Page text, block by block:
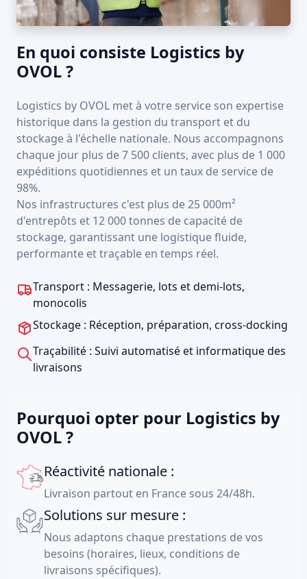
En quoi consiste Logistics by
OVOL ?
Logistics by OVOL met à votre service son expertise
historique dans la gestion du transport et du
stockage à l'échelle nationale. Nous accompagnons
chaque jour plus de 7 500 clients, avec plus de 1 000
expéditions quotidiennes et un taux de service de
98%.
Nos infrastructures c'est plus de 25 000m²
d'entrepôts et 12 000 tonnes de capacité de
stockage, garantissant une logistique fluide,
performante et traçable en temps réel.
Transport : Messagerie, lots et demi-lots,
monocolis
Stockage : Réception, préparation, cross-docking
Traçabilité : Suivi automatisé et informatique des
livraisons
Pourquoi opter pour Logistics by
OVOL ?
Réactivité nationale :
Livraison partout en France sous 24/48h.
Solutions sur mesure :
Nous adaptons chaque prestations de vos
besoins (horaires, lieux, conditions de
livraisons spécifiques).